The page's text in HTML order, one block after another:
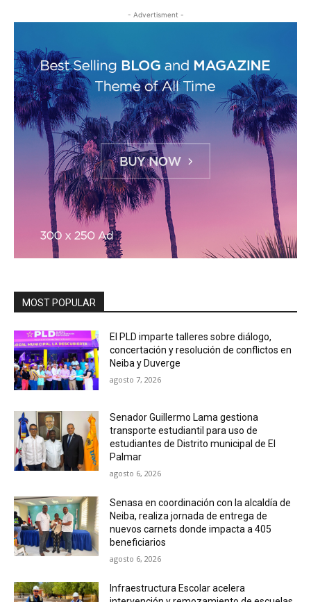
- Advertisment -
MOST POPULAR
El PLD imparte talleres sobre diálogo,
concertación y resolución de conflictos en
Neiba y Duverge
agosto 7, 2026
Senador Guillermo Lama gestiona
transporte estudiantil para uso de
estudiantes de Distrito municipal de El
Palmar
agosto 6, 2026
Senasa en coordinación con la alcaldía de
Neiba, realiza jornada de entrega de
nuevos carnets donde impacta a 405
beneficiarios
agosto 6, 2026
Infraestructura Escolar acelera